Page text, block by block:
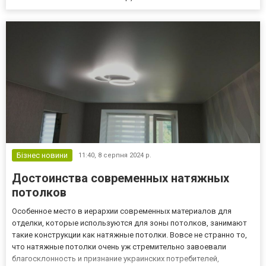
Бізнес новини 11:40, 8 серпня 2024 р.
Достоинства современных натяжных
потолков
Особенное место в иерархии современных материалов для
отделки, которые используются для зоны потолков, занимают
такие конструкции как натяжные потолки. Вовсе не странно то,
что натяжные потолки очень уж стремительно завоевали
благосклонность и признание украинских потребителей,